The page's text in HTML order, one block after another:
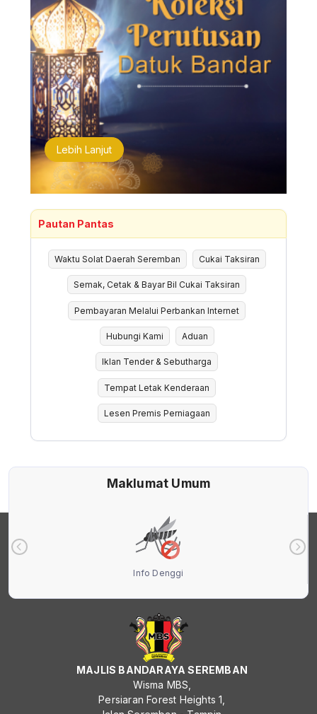
Lebih Lanjut
Pautan Pantas
Waktu Solat Daerah Seremban Cukai Taksiran
Semak, Cetak & Bayar Bil Cukai Taksiran
Pembayaran Melalui Perbankan Internet
Hubungi Kami Aduan
Iklan Tender & Sebutharga
Tempat Letak Kenderaan
Lesen Premis Perniagaan
Maklumat Umum
Info Denggi
MAJLIS BANDARAYA SEREMBAN
Wisma MBS,
Persiaran Forest Heights 1,